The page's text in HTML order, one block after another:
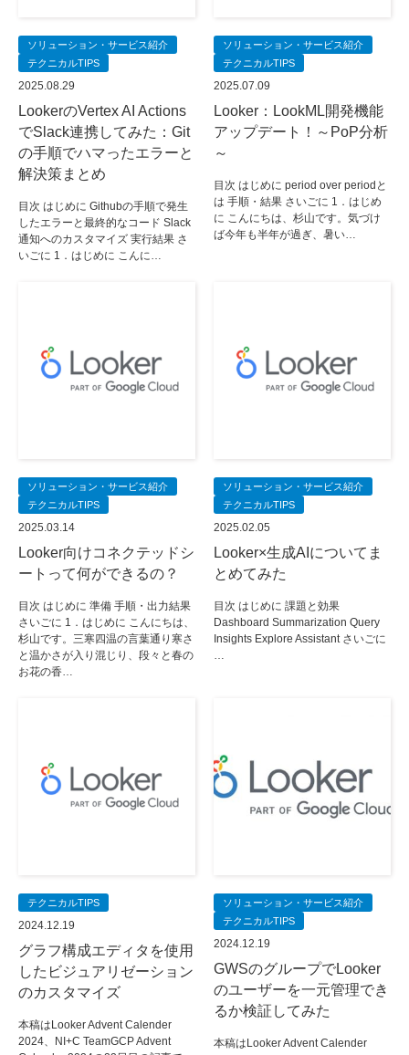
ソリューション・サービス紹介
テクニカルTIPS
2025.08.29
LookerのVertex AI Actions
でSlack連携してみた：Git
の手順でハマったエラーと
解決策まとめ
目次 はじめに Githubの手順で発生
したエラーと最終的なコード Slack
通知へのカスタマイズ 実行結果 さ
いごに 1．はじめに こんに…
ソリューション・サービス紹介
テクニカルTIPS
2025.07.09
Looker：LookML開発機能
アップデート！～PoP分析
～
目次 はじめに period over periodと
は 手順・結果 さいごに 1．はじめ
に こんにちは、杉山です。気づけ
ば今年も半年が過ぎ、暑い…
ソリューション・サービス紹介
テクニカルTIPS
2025.03.14
Looker向けコネクテッドシ
ートって何ができるの？
目次 はじめに 準備 手順・出力結果
さいごに 1．はじめに こんにちは、
杉山です。三寒四温の言葉通り寒さ
と温かさが入り混じり、段々と春の
お花の香…
ソリューション・サービス紹介
テクニカルTIPS
2025.02.05
Looker×生成AIについてま
とめてみた
目次 はじめに 課題と効果
Dashboard Summarization Query
Insights Explore Assistant さいごに
…
テクニカルTIPS
2024.12.19
グラフ構成エディタを使用
したビジュアリゼーション
のカスタマイズ
本稿はLooker Advent Calender
2024、NI+C TeamGCP Advent
ソリューション・サービス紹介
テクニカルTIPS
2024.12.19
GWSのグループでLooker
のユーザーを一元管理でき
るか検証してみた
本稿はLooker Advent Calender